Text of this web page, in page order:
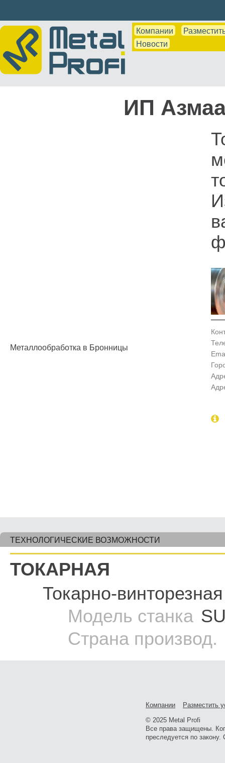
Компании
Новости
ИП
Металлообработка в Бронницы
ТЕХНОЛОГИЧЕСКИЕ ВОЗМОЖНОСТИ
ТОКАРНАЯ
Токарно-винторезная
Модель станка
Страна производ.
Компании
Разместить
© 2025 Metal Profi
Все права защищены.
преследуется по